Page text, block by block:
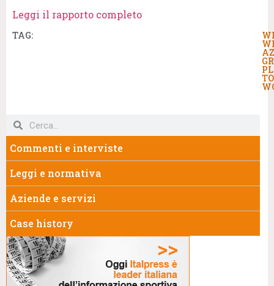
Leggi il rapporto completo
TAG:
TO
Commenti e interviste
Leggi e normativa
Aziende e servizi
Case history